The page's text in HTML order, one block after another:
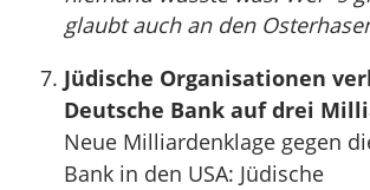
glaubt auch an den
Jüdische Organisationen
Deutsche Bank auf drei
Neue Milliardenklage gegen
Bank in den USA: Jüdische